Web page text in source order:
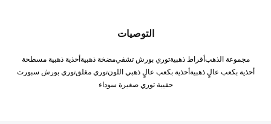
التوصيات
مجموعة الذهب أقراط ذهبيةتوري بورش تشفيمضخة ذهبية أحذية ذهبية مسطحة
أحذية بكعب عالٍ ذهبية أحذية بكعب عالٍ ذهبي اللونتوري مغلقتوري بورش سبورت
حقيبة توري صغيرة سوداء